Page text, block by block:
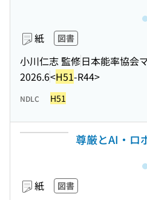
紙 図書
小川仁志 監修日本能率協会
2026.6<H51-R44>
NDLC H51
尊厳とAI・ロ
紙 図書